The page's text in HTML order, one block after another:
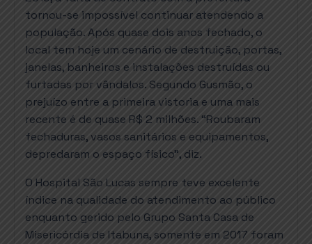
tornou-se impossível continuar atendendo a
população. Após quase dois anos fechado, o
local tem hoje um cenário de destruição, portas,
janelas, banheiros e instalações destruídas ou
furtadas por vândalos. Segundo Gusmão, o
prejuízo entre a primeira vistoria e uma mais
recente é de quase R$ 2 milhões. “Roubaram
fechaduras, vasos sanitários e equipamentos,
depredaram o espaço físico”, diz.
O Hospital São Lucas sempre teve excelente
índice na qualidade do atendimento ao público
enquanto gerido pelo Grupo Santa Casa de
Misericórdia de Itabuna, somente em 2017 foram